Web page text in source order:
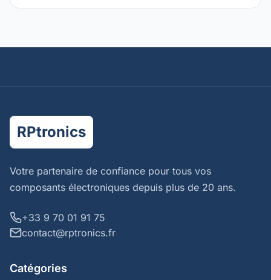
RPtronics
Votre partenaire de confiance pour tous vos
composants électroniques depuis plus de 20 ans.
+33 9 70 01 91 75
contact@rptronics.fr
Catégories